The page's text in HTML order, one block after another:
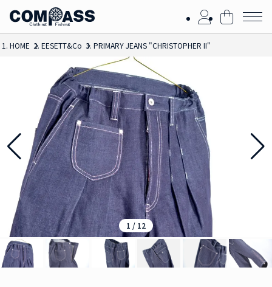
HOME EESETT&Co PRIMARY JEANS "CHRISTOPHER II"
1 / 12